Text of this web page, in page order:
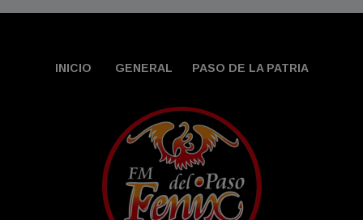
INICIO GENERAL PASO DE LA PATRIA